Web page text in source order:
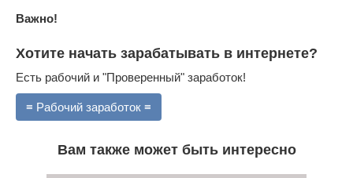
Важно!
Хотите начать зарабатывать в интернете?
Есть рабочий и "Проверенный" заработок!
≡ Рабочий заработок ≡
Вам также может быть интересно